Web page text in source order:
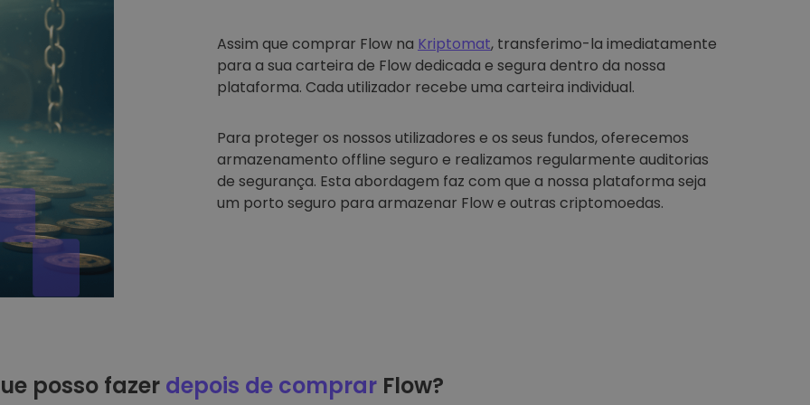
Assim que comprar Flow na Kriptomat, transferimo-la imediatamente
para a sua carteira de Flow dedicada e segura dentro da nossa
plataforma. Cada utilizador recebe uma carteira individual.
Para proteger os nossos utilizadores e os seus fundos, oferecemos
armazenamento offline seguro e realizamos regularmente auditorias
de segurança. Esta abordagem faz com que a nossa plataforma seja
um porto seguro para armazenar Flow e outras criptomoedas.
posso fazer depois de comprarFlow?